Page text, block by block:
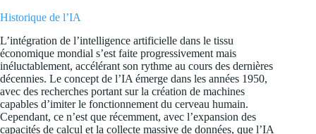
Historique de l’IA
L’intégration de l’intelligence artificielle dans le tissu
économique mondial s’est faite progressivement mais
inéluctablement, accélérant son rythme au cours des dernières
décennies. Le concept de l’IA émerge dans les années 1950,
avec des recherches portant sur la création de machines
capables d’imiter le fonctionnement du cerveau humain.
Cependant, ce n’est que récemment, avec l’expansion des
capacités de calcul et la collecte massive de données, que l’IA